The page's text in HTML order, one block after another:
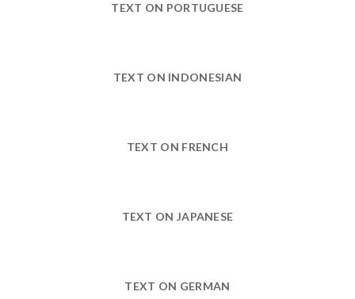
TEXT ON PORTUGUESE
TEXT ON INDONESIAN
TEXT ON FRENCH
TEXT ON JAPANESE
TEXT ON GERMAN